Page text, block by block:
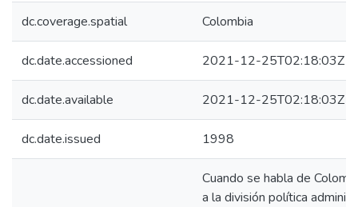
dc.coverage.spatial Colombia
dc.date.accessioned 2021-12-25T02:18:03Z
dc.date.available 2021-12-25T02:18:03Z
dc.date.issued 1998
Cuando se habla de
a la división política